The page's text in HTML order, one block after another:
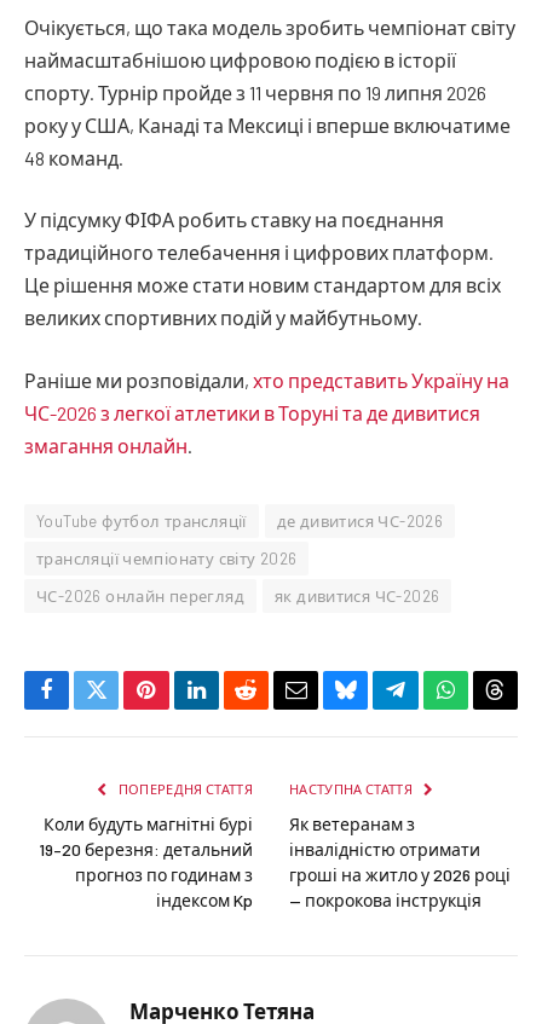
Очікується, що така модель зробить чемпіонат світу
наймасштабнішою цифровою подією в історії
спорту. Турнір пройде з 11 червня по 19 липня 2026
року у США, Канаді та Мексиці і вперше включатиме
48 команд.
У підсумку ФІФА робить ставку на поєднання
традиційного телебачення і цифрових платформ.
Це рішення може стати новим стандартом для всіх
великих спортивних подій у майбутньому.
Раніше ми розповідали, хто представить Україну на
ЧС-2026 з легкої атлетики в Торуні та де дивитися
змагання онлайн
YouTube футбол трансляції
де дивитися ЧС-2026
трансляції чемпіонату світу 2026
ЧС-2026 онлайн перегляд
як дивитися ЧС-2026
Facebook
TwitterPinterestLinkedInRedditEmailBlueskyTelegramWhatsApp
ПОПЕРЕДНЯ СТАТТЯ
Коли будуть магнітні бурі
19–20 березня: детальний
прогноз по годинам з
індексом Kp
НАСТУПНА СТАТТЯ
Як ветеранам з
інвалідністю отримати
гроші на житло у 2026 році
— покрокова інструкція
Марченко Тетяна